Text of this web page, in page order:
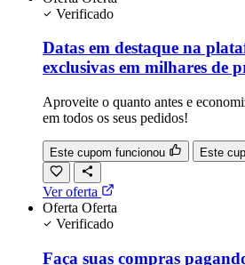
Verificado
Datas em destaque na
exclusivas em milhares de
Aproveite o quanto antes e
em todos os seus pedidos!
Este cupom funcionou Este
Ver oferta
Oferta Oferta
Verificado
Faça suas compras